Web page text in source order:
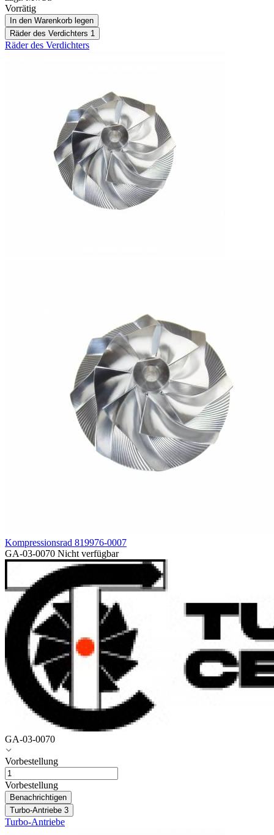
Vorrätig
In den Warenkorb legen
Räder des Verdichters 1
Räder des Verdichters
Kompressionsrad 819976-0007
GA-03-0070 Nicht verfügbar
GA-03-0070
Vorbestellung
Vorbestellung
Benachrichtigen
Turbo-Antriebe 3
Turbo-Antriebe